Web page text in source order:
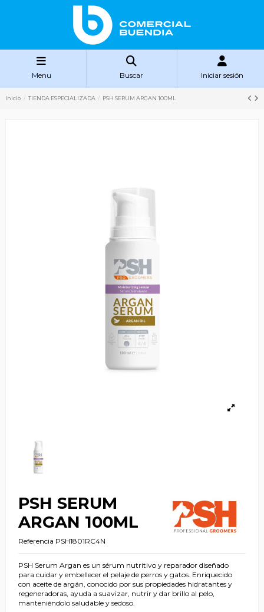
Menu Buscar Iniciar sesión
Inicio TIENDA ESPECIALIZADA PSH SERUM ARGAN 100ML
PSH SERUM
ARGAN 100ML
Referencia PSH1801RC4N
PSH Serum Argan es un sérum nutritivo y reparador diseñado
para cuidar y embellecer el pelaje de perros y gatos. Enriquecido
con aceite de argán, conocido por sus propiedades hidratantes y
regeneradoras, ayuda a suavizar, nutrir y dar brillo al pelo,
manteniéndolo saludable y sedoso.